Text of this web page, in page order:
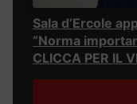
Sala d’Ercole
“Norma
CLICCA PER IL